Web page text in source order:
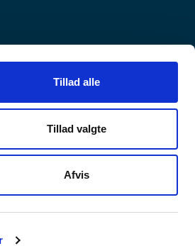
Tillad alle
Tillad valgte
Afvis